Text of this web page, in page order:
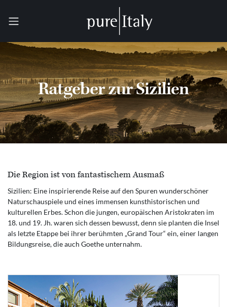
Ratgeber zur Sizilien
Die Region ist von fantastischem Ausmaß
Sizilien: Eine inspirierende Reise auf den Spuren wunderschöner
Naturschauspiele und eines immensen kunsthistorischen und
kulturellen Erbes. Schon die jungen, europäischen Aristokraten im
18. und 19. Jh. waren sich dessen bewusst, denn sie planten die Insel
als letzte Etappe bei ihrer berühmten „Grand Tour“ ein, einer langen
Bildungsreise, die auch Goethe unternahm.